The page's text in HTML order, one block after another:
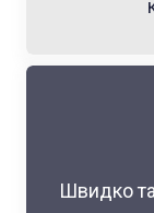
Швидко